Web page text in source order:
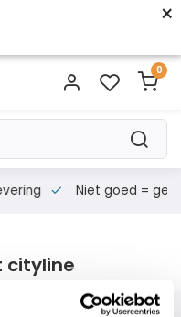
×
0
Niet goed = geld
cityline